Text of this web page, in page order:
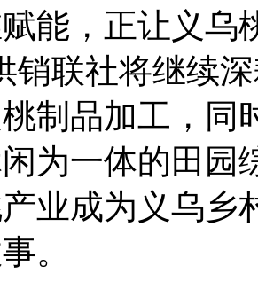
能，正让义乌
销联社将继续
制品加工，同
为一体的田园
业成为义乌乡
。